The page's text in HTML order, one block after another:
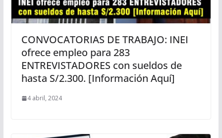
CONVOCATORIAS DE TRABAJO: INEI
ofrece empleo para 283
ENTREVISTADORES con sueldos de
hasta S/2.300. [Información Aquí]
4 abril, 2024